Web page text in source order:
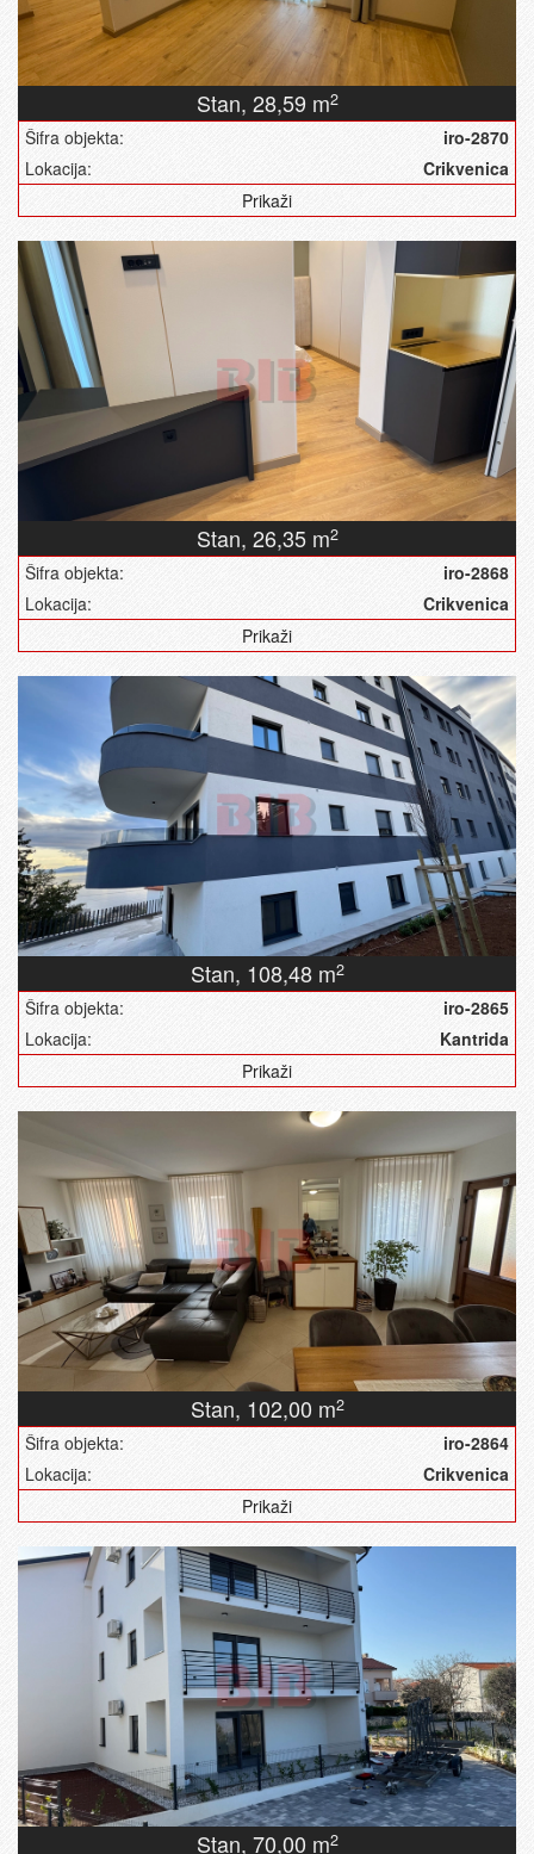
Stan, 28,59 m2
Šifra objekta:
iro-2870
Lokacija:
Crikvenica
Prikaži
Stan, 26,35 m2
Šifra objekta:
iro-2868
Lokacija:
Crikvenica
Prikaži
Stan, 108,48 m2
Šifra objekta:
iro-2865
Lokacija:
Kantrida
Prikaži
Stan, 102,00 m2
Šifra objekta:
iro-2864
Lokacija:
Crikvenica
Prikaži
Stan, 70,00 m2